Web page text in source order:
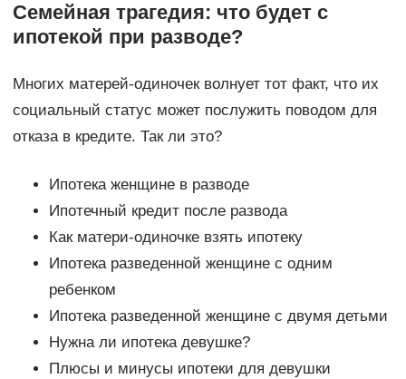
Семейная трагедия: что будет с
ипотекой при разводе?
Многих матерей-одиночек волнует тот факт, что их
социальный статус может послужить поводом для
отказа в кредите. Так ли это?
Ипотека женщине в разводе
Ипотечный кредит после развода
Как матери-одиночке взять ипотеку
Ипотека разведенной женщине с одним
ребенком
Ипотека разведенной женщине с двумя детьми
Нужна ли ипотека девушке?
Плюсы и минусы ипотеки для девушки